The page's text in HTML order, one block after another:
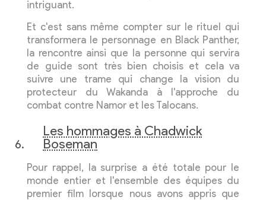
intriguant.
Et c'est sans même compter sur le rituel qui
transformera le personnage en Black Panther,
la rencontre ainsi que la personne qui servira
de guide sont très bien choisis et cela va
suivre une trame qui change la vision du
protecteur du Wakanda à l'approche du
combat contre Namor et les Talocans.
Les hommages à Chadwick
Boseman
Pour rappel, la surprise a été totale pour le
monde entier et l'ensemble des équipes du
premier film lorsque nous avons appris que